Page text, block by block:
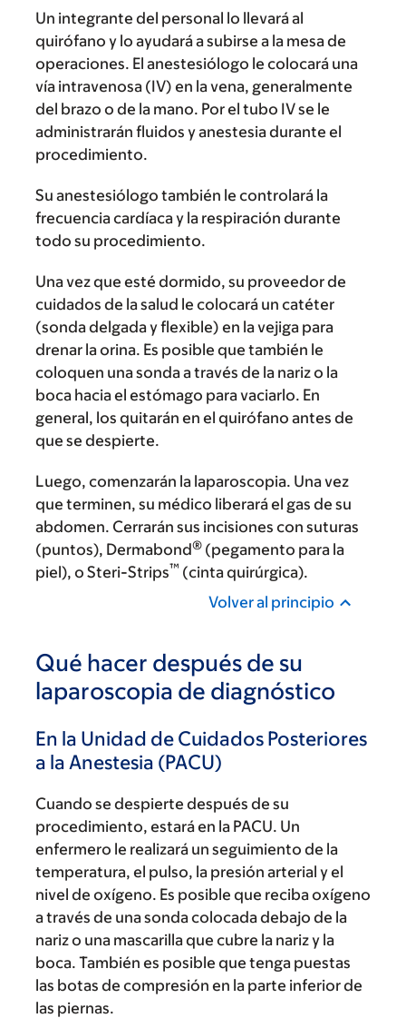
Un integrante del personal lo llevará al
quirófano y lo ayudará a subirse a la mesa de
operaciones. El anestesiólogo le colocará una
vía intravenosa (IV) en la vena, generalmente
del brazo o de la mano. Por el tubo IV se le
administrarán fluidos y anestesia durante el
procedimiento.
Su anestesiólogo también le controlará la
frecuencia cardíaca y la respiración durante
todo su procedimiento.
Una vez que esté dormido, su proveedor de
cuidados de la salud le colocará un catéter
(sonda delgada y flexible) en la vejiga para
drenar la orina. Es posible que también le
coloquen una sonda a través de la nariz o la
boca hacia el estómago para vaciarlo. En
general, los quitarán en el quirófano antes de
que se despierte.
Luego, comenzarán la laparoscopia. Una vez
que terminen, su médico liberará el gas de su
abdomen. Cerrarán sus incisiones con suturas
(puntos), Dermabond® (pegamento para la
piel), o Steri-Strips™ (cinta quirúrgica).
Volver al principio
Qué hacer después de su
laparoscopia de diagnóstico
En la Unidad de Cuidados Posteriores
a la Anestesia (PACU)
Cuando se despierte después de su
procedimiento, estará en la PACU. Un
enfermero le realizará un seguimiento de la
temperatura, el pulso, la presión arterial y el
nivel de oxígeno. Es posible que reciba oxígeno
a través de una sonda colocada debajo de la
nariz o una mascarilla que cubre la nariz y la
boca. También es posible que tenga puestas
las botas de compresión en la parte inferior de
las piernas.